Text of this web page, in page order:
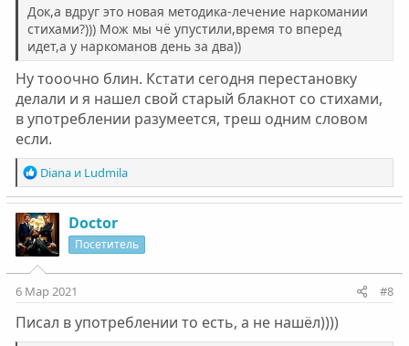
Док,а вдруг это новая методика-лечение наркомании
стихами?))) Мож мы чё упустили,время то вперед
идет,а у наркоманов день за два))
Ну тооочно блин. Кстати сегодня перестановку
делали и я нашел свой старый блакнот со стихами,
в употреблении разумеется, треш одним словом
если.
Р
е
а
к
ц
и
и
:
Dianaи Ludmila
Doctor
Посетитель
6 Мар 2021 #8
Писал в употреблении то есть, а не нашёл))))